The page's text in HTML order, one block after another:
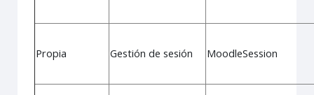
Propia Gestión de sesión MoodleSession